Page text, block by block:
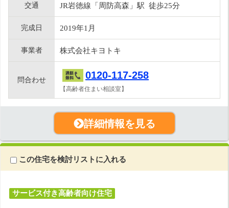
交通 JR岩徳線「周防高森」駅 徒歩25分
完成日 2019年1月
事業者 株式会社キヨトキ
問合わせ 0120-117-258
【高齢者住まい相談室】
詳細情報を見る
この住宅を検討リストに入れる
サービス付き高齢者向け住宅